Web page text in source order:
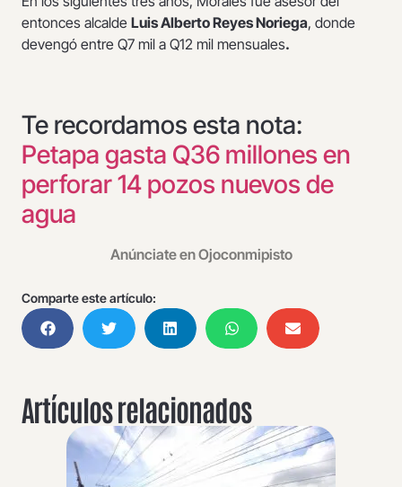
entonces alcalde Luis Alberto Reyes Noriega, donde
devengó entre Q7 mil a Q12 mil mensuales.
Te recordamos esta nota:
Petapa gasta Q36 millones en
perforar 14 pozos nuevos de
agua
Anúnciate en Ojoconmipisto
Comparte este artículo:
Artículos relacionados